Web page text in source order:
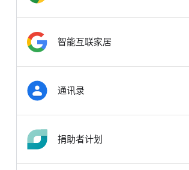
智能互联家居
通讯录
捐助者计划